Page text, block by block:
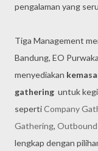
pengalaman yang
Tiga Management
Bandung, EO
menyediakan
gathering untuk
sepertiCompany
Gathering, Outbound
lengkap dengan